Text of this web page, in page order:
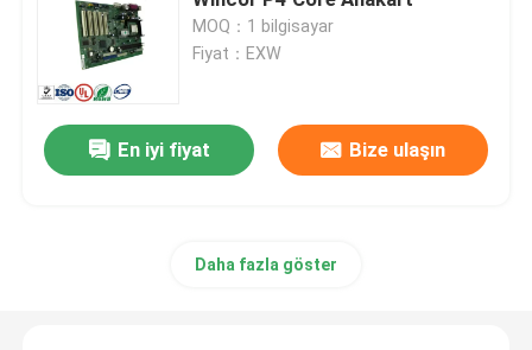
Diebold ATM Parçaları
King Teller ATM Parçaları
MOQ：1 bilgisayar
Fiyat：EXW
En iyi fiyat Bize ulaşın
Daha fazla göster